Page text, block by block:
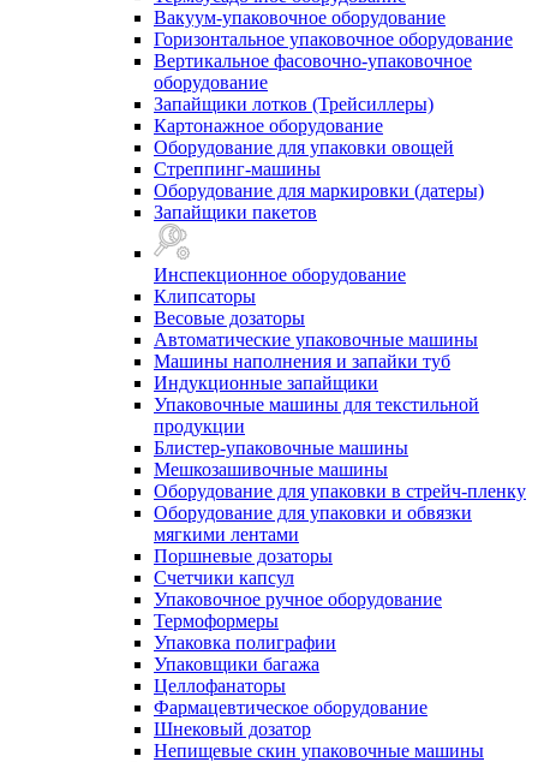
Вакуум-упаковочное оборудование
Горизонтальное упаковочное оборудование
Вертикальное фасовочно-упаковочное
оборудование
Запайщики лотков (Трейсиллеры)
Картонажное оборудование
Оборудование для упаковки овощей
Стреппинг-машины
Оборудование для маркировки (датеры)
Запайщики пакетов
Инспекционное оборудование
Клипсаторы
Весовые дозаторы
Автоматические упаковочные машины
Машины наполнения и запайки туб
Индукционные запайщики
Упаковочные машины для текстильной
продукции
Блистер-упаковочные машины
Мешкозашивочные машины
Оборудование для упаковки в стрейч-пленку
Оборудование для упаковки и обвязки
мягкими лентами
Поршневые дозаторы
Счетчики капсул
Упаковочное ручное оборудование
Термоформеры
Упаковка полиграфии
Упаковщики багажа
Целлофанаторы
Фармацевтическое оборудование
Шнековый дозатор
Непищевые скин упаковочные машины